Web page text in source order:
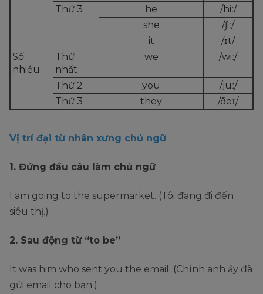
Thứ 3
he
/hiː/
she
/ʃiː/
it
/ɪt/
Số
nhiều
Thứ
nhất
we /wiː/
Thứ 2 you
/juː/
Thứ 3
they /ðeɪ/
Vị trí đại từ nhân xưng chủ ngữ
1. Đứng đầu câu làm chủ ngữ
I am going to the supermarket. (Tôi đang đi đến
siêu thị.)
2. Sau động từ “to be”
It was him who sent you the email. (Chính anh ấy đã
gửi email cho bạn.)